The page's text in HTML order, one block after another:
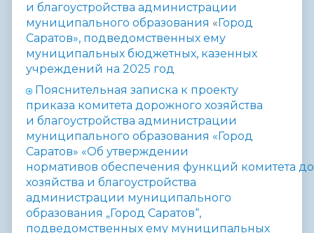
и благоустройства администрации
муниципального образования « Город
Саратов», подведомственных ему
муниципальных бюджетных, казенных
учреждений на 2025 год
Пояснительная записка к проекту
приказа комитета дорожного хозяйства
и благоустройства администрации
муниципального образования «Город
Саратов» «Об утверждении
нормативов обеспечения функций комитета
хозяйства и благоустройства
администрации муниципального
образования „Город Саратов“,
подведомственных ему муниципальных